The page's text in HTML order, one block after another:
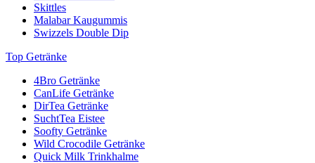
Skittles
Malabar Kaugummis
Swizzels Double Dip
Top Getränke
4Bro Getränke
CanLife Getränke
DirTea Getränke
SuchtTea Eistee
Soofty Getränke
Wild Crocodile Getränke
Quick Milk Trinkhalme